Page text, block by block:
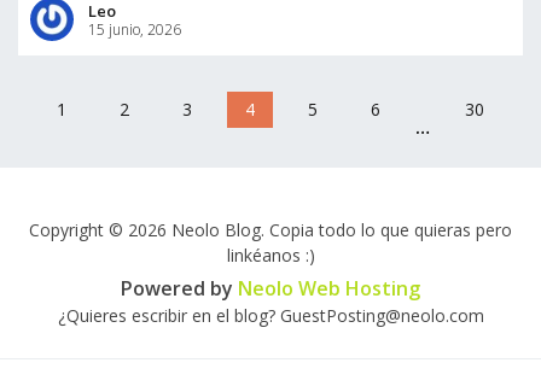
Leo
15 junio, 2026
1 2 3 4 5 6
…
30
Copyright © 2026 Neolo Blog. Copia todo lo que quieras pero
linkéanos :)
Powered by Neolo Web Hosting
¿Quieres escribir en el blog? GuestPosting@neolo.com